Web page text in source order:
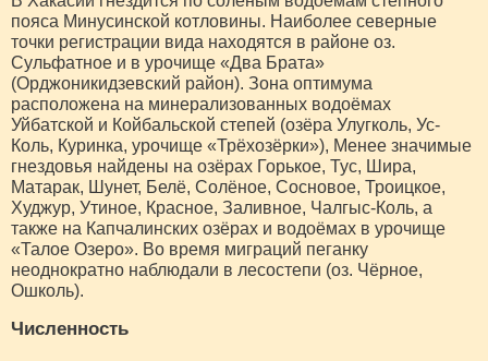
пояса Минусинской котловины. Наиболее северные
точки регистрации вида находятся в районе оз.
Сульфатное и в урочище «Два Брата»
(Орджоникидзевский район). Зона оптимума
расположена на минерализованных водоёмах
Уйбатской и Койбальской степей (озёра Улугколь, Ус-
Коль, Куринка, урочище «Трёхозёрки»), Менее значимые
гнездовья найдены на озёрах Горькое, Тус, Шира,
Матарак, Шунет, Белё, Солёное, Сосновое, Троицкое,
Худжур, Утиное, Красное, Заливное, Чалгыс-Коль, а
также на Капчалинских озёрах и водоёмах в урочище
«Талое Озеро». Во время миграций пеганку
неоднократно наблюдали в лесостепи (оз. Чёрное,
Ошколь).
Численность